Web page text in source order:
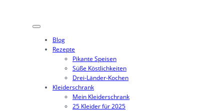
Blog
Rezepte
Pikante Speisen
Süße Köstlichkeiten
Drei-Länder-Kochen
Kleiderschrank
Mein Kleiderschrank
25 Kleider für 2025